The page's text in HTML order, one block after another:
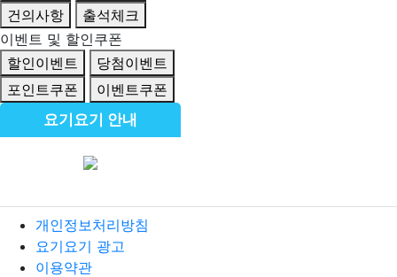
건의사항
출석체크
이벤트 및 할인쿠폰
할인이벤트
당첨이벤트
포인트쿠폰
이벤트쿠폰
요기요기 안내
개인정보처리방침
요기요기 광고
이용약관